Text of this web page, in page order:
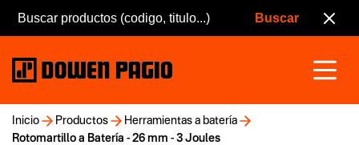
Inicio Productos
Herramientas a batería
Rotomartillo a Batería - 26 mm - 3 Joules